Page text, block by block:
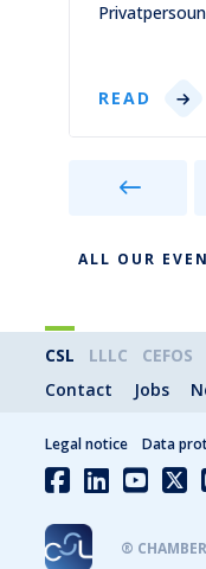
READ
ALL OUR
CSL LLLC
CEFOS
Contact
Jobs
®
Legal notice Data